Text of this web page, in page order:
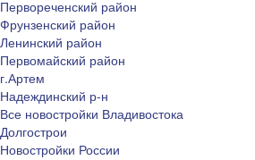
Первореченский район
Фрунзенский район
Ленинский район
Первомайский район
г.Артем
Надеждинский р-н
Все новостройки Владивостока
Долгострои
Новостройки России